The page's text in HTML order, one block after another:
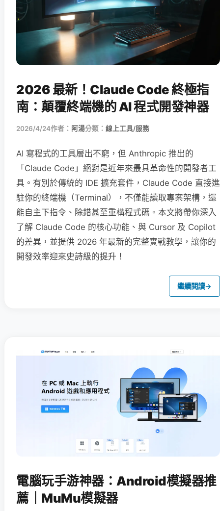
2026 最新！Claude Code 終極指
南：顛覆終端機的 AI 程式開發神器
2026/4/24作者： 阿湯分類： 線上工具/服務
AI 寫程式的工具層出不窮，但 Anthropic 推出的
「Claude Code」絕對是近年來最具革命性的開發者工
具。有別於傳統的 IDE 擴充套件，Claude Code 直接進
駐你的終端機（Terminal），不僅能讀取專案架構，還
能自主下指令、除錯甚至重構程式碼。本文將帶你深入
了解 Claude Code 的核心功能、與 Cursor 及 Copilot
的差異，並提供 2026 年最新的完整實戰教學，讓你的
開發效率迎來史詩級的提升！
繼續閱讀→
電腦玩手游神器：Android模擬器推
薦｜MuMu模擬器